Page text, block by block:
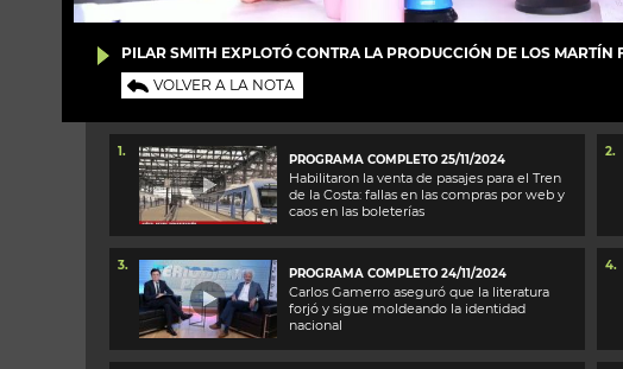
PILAR SMITH EXPLOTÓ CONTRA LA PRODUCCIÓN DE LOS MARTÍN
VOLVER A LA NOTA
1.
PROGRAMA COMPLETO 25/11/2024
Habilitaron la venta de pasajes para el Tren
de la Costa: fallas en las compras por web y
caos en las boleterías
2.
3.
PROGRAMA COMPLETO 24/11/2024
Carlos Gamerro aseguró que la literatura
forjó y sigue moldeando la identidad
nacional
4.